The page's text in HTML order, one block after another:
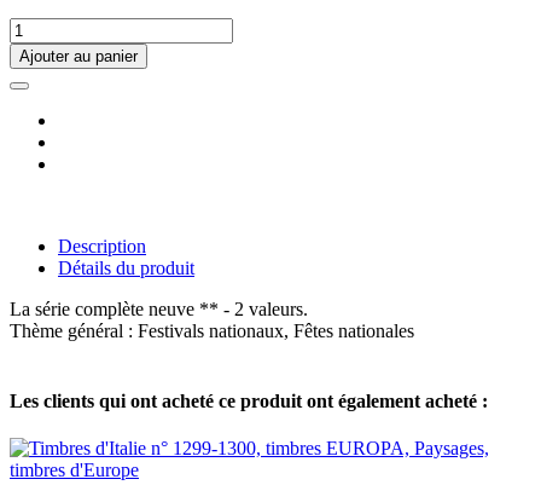
Ajouter au panier
Description
Détails du produit
La série complète neuve ** - 2 valeurs.
Thème général : Festivals nationaux, Fêtes nationales
Les clients qui ont acheté ce produit ont également acheté :